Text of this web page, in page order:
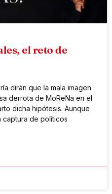
el reto de
dirán que la mala imagen
derrota de MoReNa en el
dicha hipótesis. Aunque
captura de políticos